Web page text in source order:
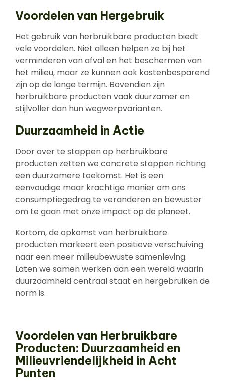
Voordelen van Hergebruik
Het gebruik van herbruikbare producten biedt
vele voordelen. Niet alleen helpen ze bij het
verminderen van afval en het beschermen van
het milieu, maar ze kunnen ook kostenbesparend
zijn op de lange termijn. Bovendien zijn
herbruikbare producten vaak duurzamer en
stijlvoller dan hun wegwerpvarianten.
Duurzaamheid in Actie
Door over te stappen op herbruikbare
producten zetten we concrete stappen richting
een duurzamere toekomst. Het is een
eenvoudige maar krachtige manier om ons
consumptiegedrag te veranderen en bewuster
om te gaan met onze impact op de planeet.
Kortom, de opkomst van herbruikbare
producten markeert een positieve verschuiving
naar een meer milieubewuste samenleving.
Laten we samen werken aan een wereld waarin
duurzaamheid centraal staat en hergebruiken de
norm is.
Voordelen van Herbruikbare
Producten: Duurzaamheid en
Milieuvriendelijkheid in Acht
Punten